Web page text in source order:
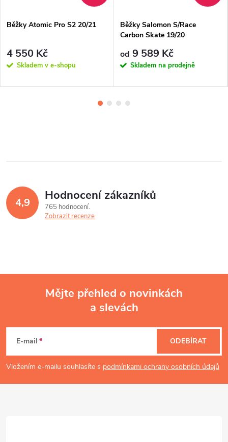
Běžky Atomic Pro S2 20/21
4 550 Kč
Skladem v e-shopu
Běžky Salomon S/Race
Carbon Skate 19/20
od 9 589 Kč
Skladem na prodejně
4,9 Hodnocení zákazníků
765 hodnocení
Zobrazit recenze
p
a
Mějte přehled o novinkách
a slevách
E-mail
Vložením e-mailu souhlasíte s podmínkami ochrany osobních údajů
ODEBÍRAT